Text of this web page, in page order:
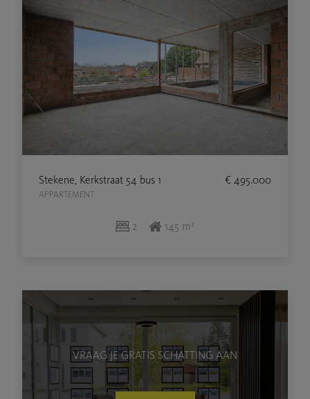
Stekene, Kerkstraat 54 bus 1
APPARTEMENT
€ 495.000
2 145 m²
VRAAG JE GRATIS SCHATTING AAN